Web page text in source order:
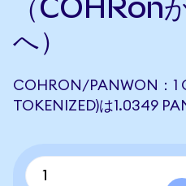
（COHRon
へ）
COHRON/PANWON：1
TOKENIZED)は1.0349